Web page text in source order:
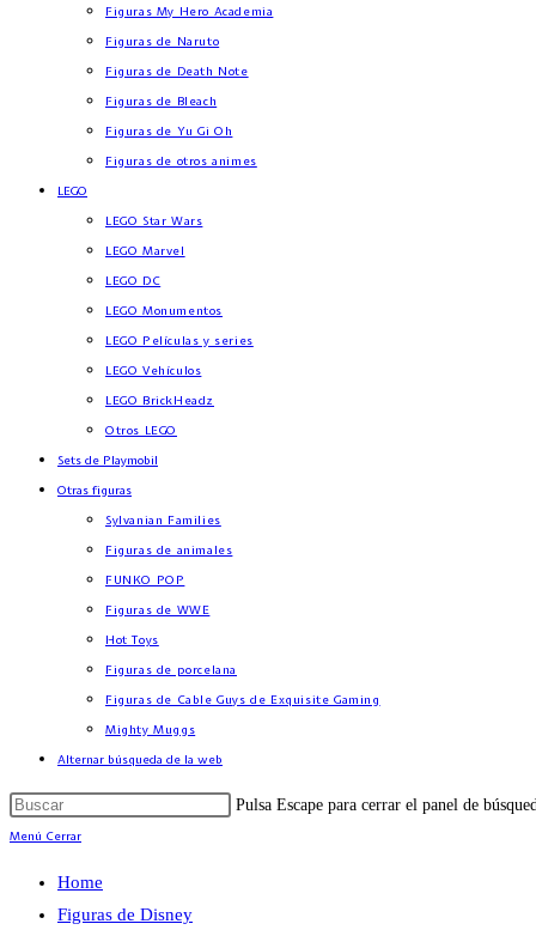
Figuras My Hero Academia
Figuras de Naruto
Figuras de Death Note
Figuras de Bleach
Figuras de Yu Gi Oh
Figuras de otros animes
LEGO
LEGO Star Wars
LEGO Marvel
LEGO DC
LEGO Monumentos
LEGO Películas y series
LEGO Vehículos
LEGO BrickHeadz
Otros LEGO
Sets de Playmobil
Otras figuras
Sylvanian Families
Figuras de animales
FUNKO POP
Figuras de WWE
Hot Toys
Figuras de porcelana
Figuras de Cable Guys de Exquisite Gaming
Mighty Muggs
Alternar búsqueda de la web
Pulsa Escape para cerrar el panel de
Menú Cerrar
Home
Figuras de Disney